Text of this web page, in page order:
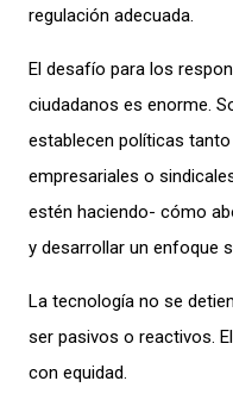
regulación adecuada.
El desafío para los
ciudadanos es enorme.
establecen políticas
empresariales o
estén haciendo- cómo
y desarrollar un enfoque
La tecnología no se
ser pasivos o reactivos.
con equidad.